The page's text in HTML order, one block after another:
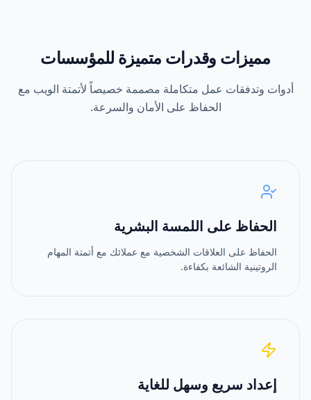
مميزات وقدرات متميزة للمؤسسات
أدوات وتدفقات عمل متكاملة مصممة خصيصاً لأتمتة الويب مع
الحفاظ على الأمان والسرعة.
الحفاظ على اللمسة البشرية
الحفاظ على العلاقات الشخصية مع عملائك مع أتمتة المهام
الروتينية الشائعة بكفاءة.
إعداد سريع وسهل للغاية